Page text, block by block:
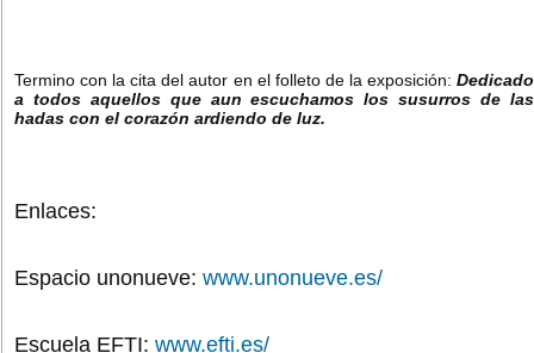
Termino con la cita del autor en el folleto de la exposición: Dedicado
a todos aquellos que aun escuchamos los susurros de las
hadas con el corazón ardiendo de luz.
Enlaces:
Espacio unonueve: www.unonueve.es/
Escuela EFTI: www.efti.es/